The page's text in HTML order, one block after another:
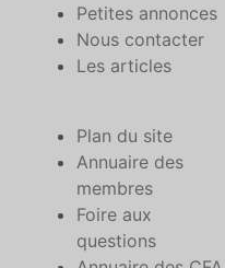
Petites annonces
Nous contacter
Les articles
Plan du site
Annuaire des
membres
Foire aux
questions